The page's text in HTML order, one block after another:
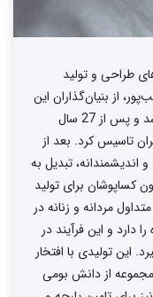
طراحی و تولید‌
از بنیان‌گذاران این
موسسه از دوران جوانی وارد حرفه خیاطی شد و پس از 27 سال
را در تهران تاسیس کرد. بعد از
تبدیل به
برای تولید
مردانه و زنانه در
دارد و این فرآیند در
این تولیدی با افتخار
از دانش بومی